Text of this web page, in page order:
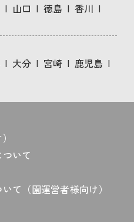
山口 徳島
香川
大分 宮崎
鹿児島
いて
て（園運営者様向け）